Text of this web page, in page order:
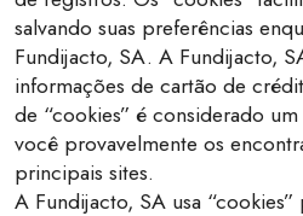
salvando suas preferências
Fundijacto, SA. A Fundijacto,
informações de cartão de
de “cookies” é considerado
você provavelmente os
principais sites.
A Fundijacto, SA usa “cookies”